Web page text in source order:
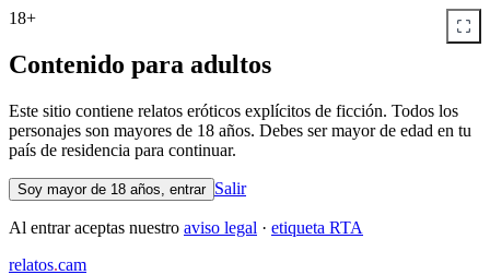
18+
Contenido para adultos
Este sitio contiene relatos eróticos explícitos de ficción. Todos los
personajes son mayores de 18 años. Debes ser mayor de edad en tu
país de residencia para continuar.
Soy mayor de 18 años, entrar Salir
Al entrar aceptas nuestro aviso legal · etiqueta RTA
relatos.cam